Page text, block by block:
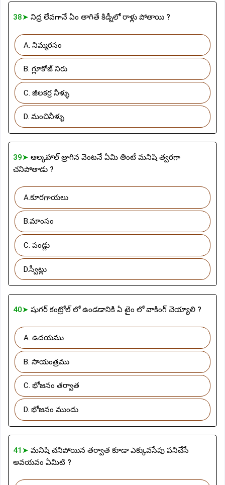
38➤ నిద్ర లేవగానే ఏం తాగితే కిడ్నీలో రాళ్లు పోతాయి ?
A. నిమ్మరసం
B. గ్లూకోజ్ నిరు
C. జీలకర్ర నీళ్ళు
D. మంచినీళ్ళు
39➤ ఆల్కహాల్ త్రాగిన వెంటనే ఏమి తింటే మనిషి త్వరగా
చనిపోతాడు ?
A.కూరగాయలు
B.మాంసం
C. పండ్లు
D.స్వీట్లు
40➤ షుగర్ కంట్రోల్ లో ఉండడానికి ఏ టైం లో వాకింగ్ చెయ్యాలి ?
A. ఉదయము
B. సాయంత్రము
C. భోజనం తర్వాత
D. భోజనం ముందు
41➤ మనిషి చనిపోయిన తర్వాత కూడా ఎక్కువసేపు పనిచేసే
అవయవం ఏమిటి ?